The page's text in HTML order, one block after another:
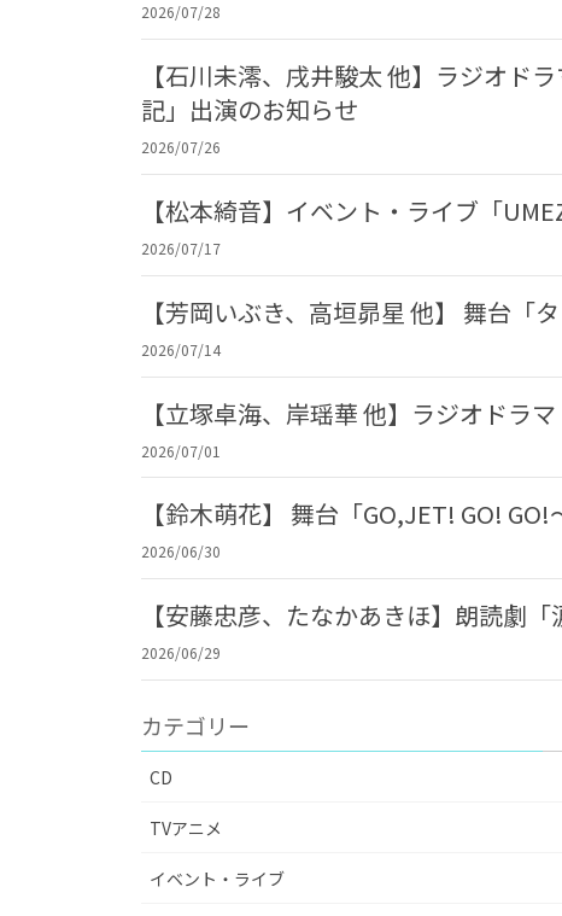
2026/07/28
【石川未澪、戌井駿太 他】ラジオド
記」出演のお知らせ
2026/07/26
【松本綺音】イベント・ライブ「
2026/07/17
【芳岡いぶき、高垣昴星 他】 舞台「
2026/07/14
【立塚卓海、岸瑶華 他】ラジオドラ
2026/07/01
【鈴木萌花】 舞台「GO,JET! GO!
2026/06/30
【安藤忠彦、たなかあきほ】朗読劇
2026/06/29
カテゴリー
CD
TVアニメ
イベント・ライブ